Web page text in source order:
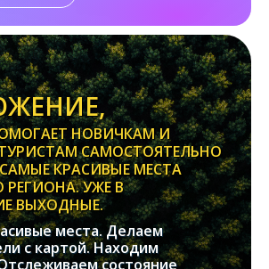
НОВИЧКАМ И
САМОСТОЯТЕЛЬНО
КРАСИВЫЕ МЕСТА
УЖЕ В
ВЫХОДНЫЕ.
места. Делаем
с картой. Находим
состояние